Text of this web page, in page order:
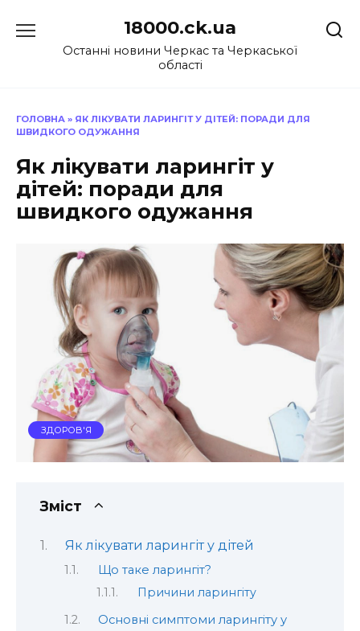
до
18000.ck.ua
Останні новини Черкас та Черкаської
області
ГОЛОВНА » ЯК ЛІКУВАТИ ЛАРИНГІТ У ДІТЕЙ: ПОРАДИ ДЛЯ
ШВИДКОГО ОДУЖАННЯ
Як лікувати ларингіт у
дітей: поради для
швидкого одужання
ЗДОРОВ'Я
Зміст
Як лікувати ларингіт у дітей
Що таке ларингіт?
Причини ларингіту
Основні симптоми ларингіту у